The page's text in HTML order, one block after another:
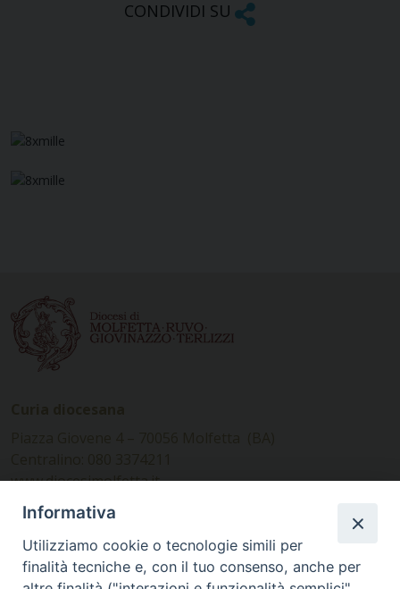
CONDIVIDI SU
www.diocesimolfetta.it –
diocesimolfetta@pec.chiesacattolica.it
Ufficio Comunicazioni sociali
Informativa
Utilizziamo cookie o tecnologie simili per
finalità tecniche e, con il tuo consenso, anche per